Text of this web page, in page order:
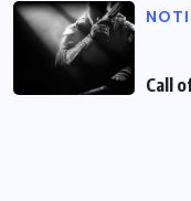
Call